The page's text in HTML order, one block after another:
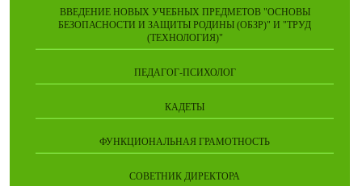
ВВЕДЕНИЕ НОВЫХ УЧЕБНЫХ ПРЕДМЕТОВ "ОСНОВЫ
БЕЗОПАСНОСТИ И ЗАЩИТЫ РОДИНЫ (ОБЗР)" И "ТРУД
(ТЕХНОЛОГИЯ)"
ПЕДАГОГ-ПСИХОЛОГ
КАДЕТЫ
ФУНКЦИОНАЛЬНАЯ ГРАМОТНОСТЬ
СОВЕТНИК ДИРЕКТОРА